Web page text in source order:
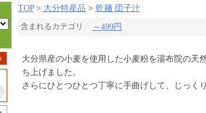
TOP> 大分特産品 > 乾麺 団子汁
含まれるカテゴリ ～499円
大分県産の小麦を使用した小麦粉を湯布院の天
ち上げました。
さらにひとつひとつ丁寧に手曲げして、じっく